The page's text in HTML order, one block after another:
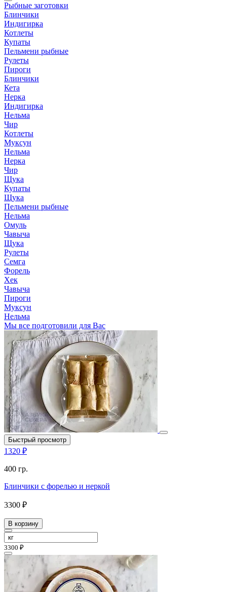
Рыбные заготовки
Блинчики
Индигирка
Котлеты
Купаты
Пельмени рыбные
Рулеты
Пироги
Блинчики
Кета
Нерка
Индигирка
Нельма
Чир
Котлеты
Муксун
Нельма
Нерка
Чир
Щука
Купаты
Щука
Пельмени рыбные
Нельма
Омуль
Чавыча
Щука
Рулеты
Семга
Форель
Хек
Чавыча
Пироги
Муксун
Нельма
Мы все подготовили для Вас
Быстрый просмотр
1320 ₽
400 гр.
Блинчики с форелью и неркой
3300 ₽
В корзину
3300 ₽